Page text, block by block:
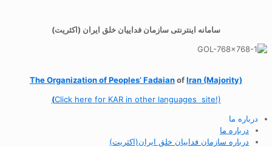
سامانه اینترنتی سازمان فداییان خلق ایران (اکثریت)
The Organization ofPeoples’ FadaianofIran (Majority)
(Click here for KAR in other languages site!)
درباره ما
درباره ما
درباره سازمان فداییان خلق ایران(اکثریت)